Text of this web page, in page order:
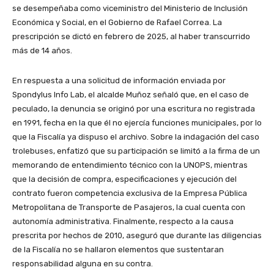
se desempeñaba como viceministro del Ministerio de Inclusión
Económica y Social, en el Gobierno de Rafael Correa. La
prescripción se dictó en febrero de 2025, al haber transcurrido
más de 14 años.
En respuesta a una solicitud de información enviada por
Spondylus Info Lab, el alcalde Muñoz señaló que, en el caso de
peculado, la denuncia se originó por una escritura no registrada
en 1991, fecha en la que él no ejercía funciones municipales, por lo
que la Fiscalía ya dispuso el archivo. Sobre la indagación del caso
trolebuses, enfatizó que su participación se limitó a la firma de un
memorando de entendimiento técnico con la UNOPS, mientras
que la decisión de compra, especificaciones y ejecución del
contrato fueron competencia exclusiva de la Empresa Pública
Metropolitana de Transporte de Pasajeros, la cual cuenta con
autonomía administrativa. Finalmente, respecto a la causa
prescrita por hechos de 2010, aseguró que durante las diligencias
de la Fiscalía no se hallaron elementos que sustentaran
responsabilidad alguna en su contra.